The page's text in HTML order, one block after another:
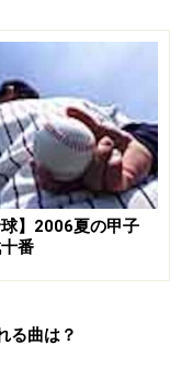
入るより難しい
、自分の中にか
入れるのだ。
のとは？>>
をご確認くださ
次のページへ
球】2006夏の甲子
番
る曲は？